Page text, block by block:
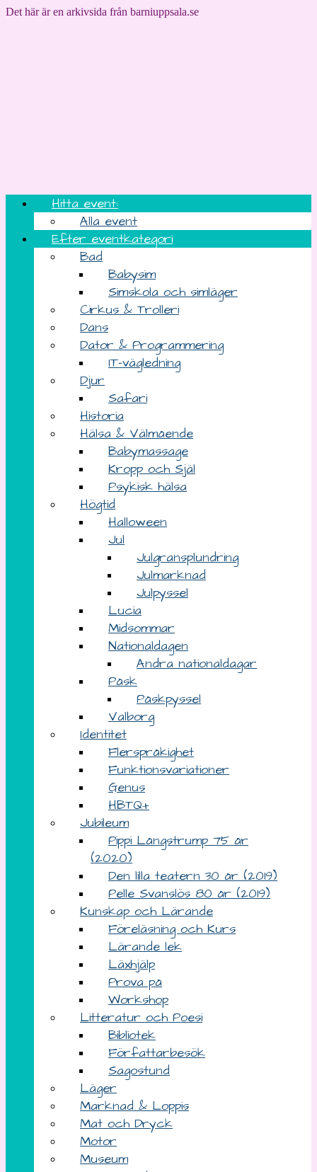
Det här är en arkivsida från barniuppsala.se
Hitta event:
Alla event
Efter eventkategori
Bad
Babysim
Simskola och simläger
Cirkus & Trolleri
Dans
Dator & Programmering
IT-vägledning
Djur
Safari
Historia
Hälsa & Välmående
Babymassage
Kropp och Själ
Psykisk hälsa
Högtid
Halloween
Jul
Julgransplundring
Julmarknad
Julpyssel
Lucia
Midsommar
Nationaldagen
Andra nationaldagar
Påsk
Påskpyssel
Valborg
Identitet
Flerspråkighet
Funktionsvariationer
Genus
HBTQ+
Jubileum
Pippi Långstrump 75 år
(2020)
Den lilla teatern 30 år (2019)
Pelle Svanslös 80 år (2019)
Kunskap och Lärande
Föreläsning och Kurs
Lärande lek
Läxhjälp
Prova på
Workshop
Litteratur och Poesi
Bibliotek
Författarbesök
Sagostund
Läger
Marknad & Loppis
Mat och Dryck
Motor
Museum